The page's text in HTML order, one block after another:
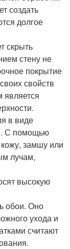
создать
долгое
скрыть
стену не
покрытие
свойств
является
в виде
С помощью
замшу или
лучам,
высокую
обои. Оно
ухода и
считают